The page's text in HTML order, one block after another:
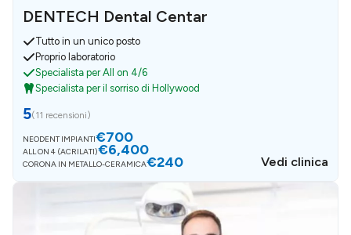
DENTECH Dental Centar
Tutto in un unico posto
Proprio laboratorio
Specialista per All on 4/6
Specialista per il sorriso di Hollywood
5(11 recensioni)
NEODENT IMPIANTI€700
ALL ON 4 (ACRILATI)€6,400
CORONA IN METALLO-CERAMICA€240 Vedi clinica